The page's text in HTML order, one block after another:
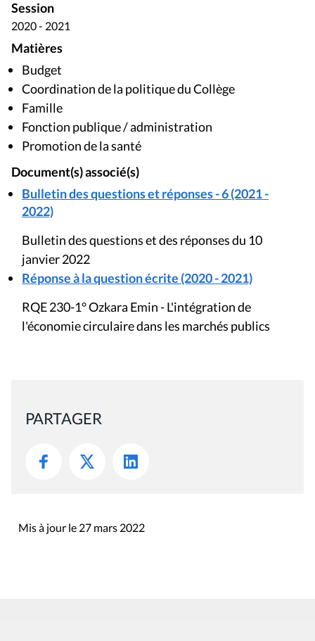
Session
2020 - 2021
Matières
Budget
Coordination de la politique du Collège
Famille
Fonction publique / administration
Promotion de la santé
Document(s) associé(s)
Bulletin des questions et réponses - 6 (2021 -
2022)
Bulletin des questions et des réponses du 10
janvier 2022
Réponse à la question écrite (2020 - 2021)
RQE 230-1° Ozkara Emin - L'intégration de
l'économie circulaire dans les marchés publics
PARTAGER
Mis à jour le 27 mars 2022